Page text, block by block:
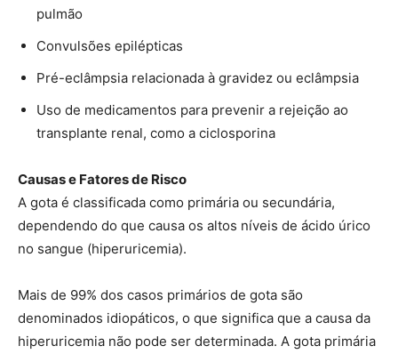
pulmão
Convulsões epilépticas
Pré-eclâmpsia relacionada à gravidez ou eclâmpsia
Uso de medicamentos para prevenir a rejeição ao
transplante renal, como a ciclosporina
Causas e Fatores de Risco
A gota é classificada como primária ou secundária,
dependendo do que causa os altos níveis de ácido úrico
no sangue (hiperuricemia).
Mais de 99% dos casos primários de gota são
denominados idiopáticos, o que significa que a causa da
hiperuricemia não pode ser determinada. A gota primária